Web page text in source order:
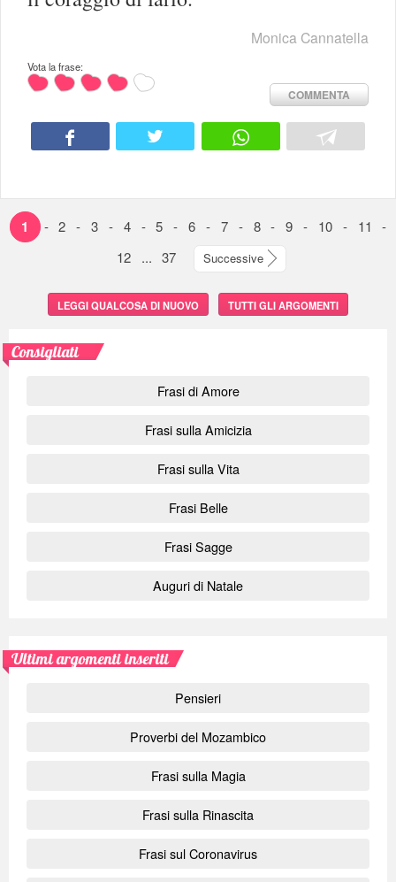
Monica Cannatella
Vota la frase:
COMMENTA
1 - 2 - 3 - 4 - 5 - 6 - 7 - 8 - 9 - 10 - 11
-
12
... 37 Successive
LEGGI QUALCOSA DI NUOVO TUTTI GLI ARGOMENTI
Consigliati
Frasi di Amore
Frasi sulla Amicizia
Frasi sulla Vita
Frasi Belle
Frasi Sagge
Auguri di Natale
Ultimi argomenti inseriti
Pensieri
Proverbi del Mozambico
Frasi sulla Magia
Frasi sulla Rinascita
Frasi sul Coronavirus